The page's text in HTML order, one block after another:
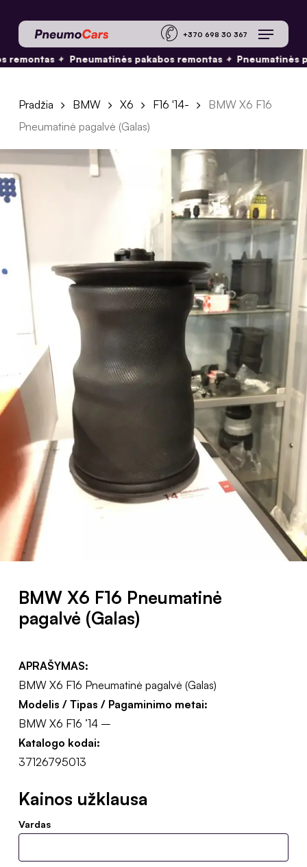
main
content
+370 698 30
Menu
remontas✦ Pneumatinės pakabos remontas✦ Pneumatinės
Pradžia BMW X6 F16 '14-
BMW X6 F16
Pneumatinė pagalvė (Galas)
BMW X6 F16 Pneumatinė
pagalvė (Galas)
APRAŠYMAS:
BMW X6 F16 Pneumatinė pagalvė (Galas)
Modelis / Tipas / Pagaminimo metai:
BMW X6 F16 ’14 –
Katalogo kodai:
37126795013
Kainos užklausa
Vardas